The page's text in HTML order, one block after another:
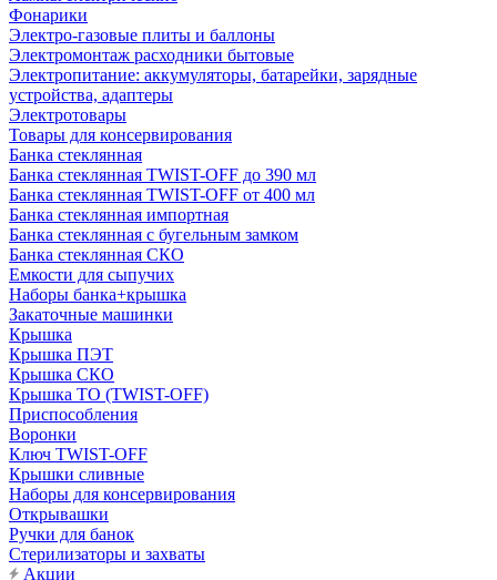
Фонарики
Электро-газовые плиты и баллоны
Электромонтаж расходники бытовые
Электропитание: аккумуляторы, батарейки, зарядные
устройства, адаптеры
Электротовары
Товары для консервирования
Банка стеклянная
Банка стеклянная TWIST-OFF до 390 мл
Банка стеклянная TWIST-OFF от 400 мл
Банка стеклянная импортная
Банка стеклянная с бугельным замком
Банка стеклянная СКО
Емкости для сыпучих
Наборы банка+крышка
Закаточные машинки
Крышка
Крышка ПЭТ
Крышка СКО
Крышка ТО (TWIST-OFF)
Приспособления
Воронки
Ключ TWIST-OFF
Крышки сливные
Наборы для консервирования
Открывашки
Ручки для банок
Стерилизаторы и захваты
Акции